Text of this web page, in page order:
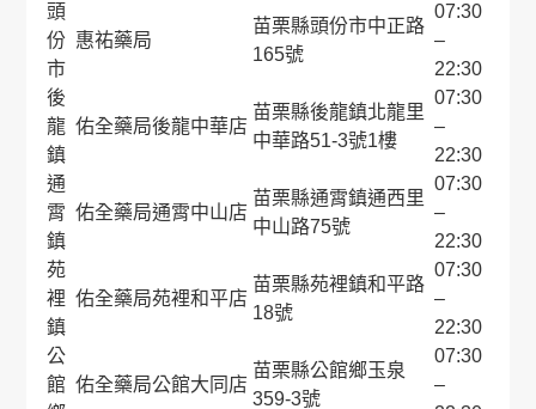
頭
份
市
惠祐藥局
苗栗縣頭份市中正路
165號
07:30
–
22:30
後
龍
鎮
佑全藥局後龍中華店
苗栗縣後龍鎮北龍里
中華路51-3號1樓
07:30
–
22:30
通
霄
鎮
佑全藥局通霄中山店
苗栗縣通霄鎮通西里
中山路75號
07:30
–
22:30
苑
裡
鎮
佑全藥局苑裡和平店
苗栗縣苑裡鎮和平路
18號
07:30
–
22:30
公
館 佑全藥局公館大同店
苗栗縣公館鄉玉泉
359-3號
07:30
–